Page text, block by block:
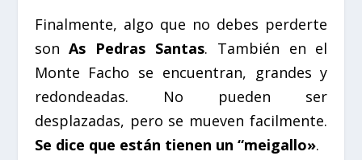
Finalmente, algo que no debes perderte
sonAs Pedras Santas. También en el
Monte Facho se encuentran, grandes y
redondeadas. No pueden ser
desplazadas, pero se mueven facilmente.
Se dice que están tienen un “meigallo».